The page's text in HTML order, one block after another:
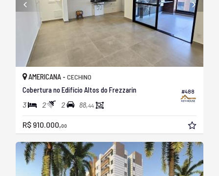
#488
AMERICANA - CECHINO
Cobertura no Edifício Altos do Frezzarin
3 2 2 88,44
R$ 910.000,00